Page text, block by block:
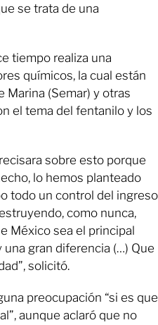
se trata de una
tiempo realiza una
químicos, la cual están
Marina (Semar) y otras
el tema del fentanilo y los
sobre esto porque
lo hemos planteado
todo un control del ingreso
como nunca,
México sea el principal
gran diferencia (…) Que
solicitó.
preocupación “si es que
aunque aclaró que no